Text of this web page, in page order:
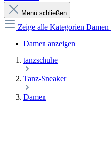
Menü schließen
Zeige alle Kategorien Damen
Damen anzeigen
tanzschuhe
Tanz-Sneaker
Damen